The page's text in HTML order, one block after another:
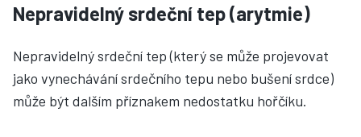
Nepravidelný srdeční tep (arytmie)
Nepravidelný srdeční tep (který se může projevovat
jako vynechávání srdečního tepu nebo bušení srdce)
může být dalším příznakem nedostatku hořčíku.